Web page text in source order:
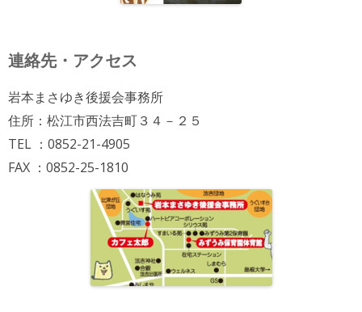
連絡先・アクセス
岩本まさゆき後援会事務所
住所：松江市西法吉町３４－２５
TEL ：0852-21-4905
FAX ：0852-25-1810